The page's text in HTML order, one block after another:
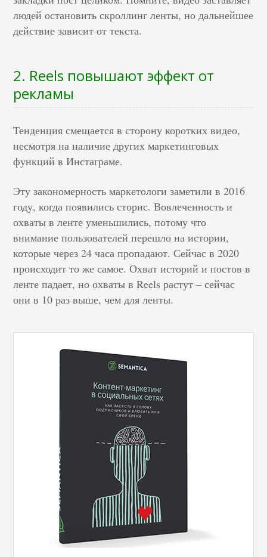
людей остановить скроллинг ленты, но дальнейшее
действие зависит от текста.
2. Reels повышают эффект от
рекламы
Тенденция смещается в сторону коротких видео,
несмотря на наличие других маркетинговых
функций в Инстаграме.
Эту закономерность маркетологи заметили в 2016
году, когда появились сторис. Вовлеченность и
охваты в ленте уменьшились, потому что
внимание пользователей перешло на истории,
которые через 24 часа пропадают. Сейчас в 2020
происходит то же самое. Охват историй и постов в
ленте падает, но охваты в Reels растут – сейчас
они в 10 раз выше, чем для ленты.